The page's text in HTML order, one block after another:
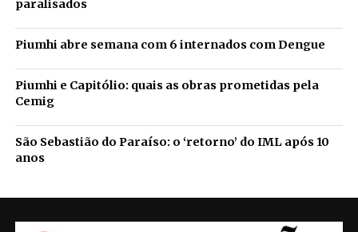
paralisados
Piumhi abre semana com 6 internados com Dengue
Piumhi e Capitólio: quais as obras prometidas pela
Cemig
São Sebastião do Paraíso: o ‘retorno’ do IML após 10
anos